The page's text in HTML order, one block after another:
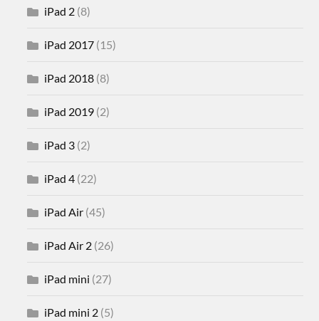
iPad 2 (8)
iPad 2017 (15)
iPad 2018 (8)
iPad 2019 (2)
iPad 3 (2)
iPad 4 (22)
iPad Air (45)
iPad Air 2 (26)
iPad mini (27)
iPad mini 2 (5)